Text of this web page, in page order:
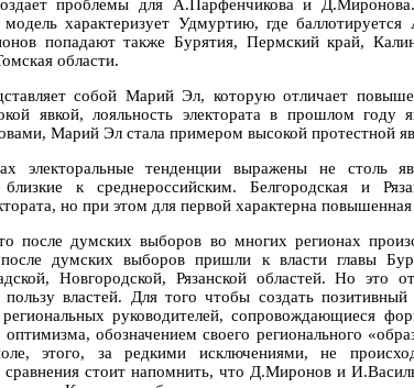
проблемы для А.Парфенчикова и
характеризует Удмуртию, где
попадают также Бурятия, Пермский край,
области.
собой Марий Эл, которую отличает
явкой, лояльность электората в прошлом году
Марий Эл стала примером высокой протестной
электоральные тенденции выражены не столь
близкие к среднероссийским. Белгородская и
но при этом для первой характерна
после думских выборов во многих регионах
думских выборов пришли к власти главы
Новгородской, Рязанской областей. Но это
пользу властей. Для того чтобы создать
руководителей, сопровождающиеся
обозначением своего регионального
этого, за редкими исключениями, не
стоит напомнить, что Д.Миронов и